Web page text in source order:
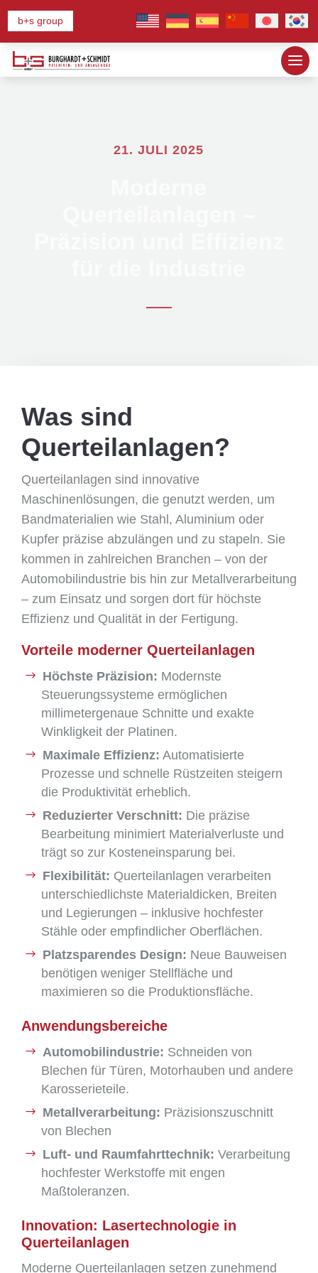
b+s group
21. JULI 2025
Was sind
Querteilanlagen?
Querteilanlagen sind innovative
Maschinenlösungen, die genutzt werden, um
Bandmaterialien wie Stahl, Aluminium oder
Kupfer präzise abzulängen und zu stapeln. Sie
kommen in zahlreichen Branchen – von der
Automobilindustrie bis hin zur Metallverarbeitung
– zum Einsatz und sorgen dort für höchste
Effizienz und Qualität in der Fertigung.
Vorteile moderner Querteilanlagen
Höchste Präzision: Modernste
Steuerungssysteme ermöglichen
millimetergenaue Schnitte und exakte
Winkligkeit der Platinen.
Maximale Effizienz: Automatisierte
Prozesse und schnelle Rüstzeiten steigern
die Produktivität erheblich.
Reduzierter Verschnitt: Die präzise
Bearbeitung minimiert Materialverluste und
trägt so zur Kosteneinsparung bei.
Flexibilität: Querteilanlagen verarbeiten
unterschiedlichste Materialdicken, Breiten
und Legierungen – inklusive hochfester
Stähle oder empfindlicher Oberflächen.
Platzsparendes Design: Neue Bauweisen
benötigen weniger Stellfläche und
maximieren so die Produktionsfläche.
Anwendungsbereiche
Automobilindustrie: Schneiden von
Blechen für Türen, Motorhauben und andere
Karosserieteile.
Metallverarbeitung: Präzisionszuschnitt
von Blechen
Luft- und Raumfahrttechnik: Verarbeitung
hochfester Werkstoffe mit engen
Maßtoleranzen.
Innovation: Lasertechnologie in
Querteilanlagen
Moderne Querteilanlagen setzen zunehmend